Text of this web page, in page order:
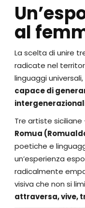
al
La scelta di unire
radicate nel
linguaggi
capace di
Tre artiste siciliane
Romua
poetiche e
un’esperienza
radicalmente
visiva che non si
attraversa, vive,